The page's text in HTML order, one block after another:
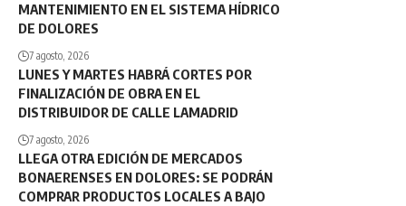
MANTENIMIENTO EN EL SISTEMA HÍDRICO
DE DOLORES
7 agosto, 2026
LUNES Y MARTES HABRÁ CORTES POR
FINALIZACIÓN DE OBRA EN EL
DISTRIBUIDOR DE CALLE LAMADRID
7 agosto, 2026
LLEGA OTRA EDICIÓN DE MERCADOS
BONAERENSES EN DOLORES: SE PODRÁN
COMPRAR PRODUCTOS LOCALES A BAJO